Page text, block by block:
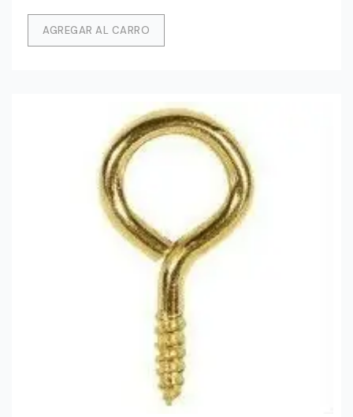
AGREGAR AL CARRO